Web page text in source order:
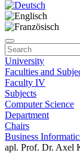
University
Faculties and
Faculty IV
Subjects
Computer Science
Department
Chairs
Business
apl. Prof. Dr. Axel